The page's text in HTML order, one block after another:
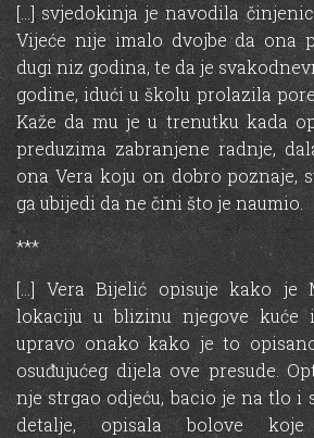
[…] svjedokinja je navodila
Vijeće nije imalo dvojbe da ona
dugi niz godina, te da je
godine, idući u školu prolazila
Kaže da mu je u trenutku kada
preduzima zabranjene radnje,
ona Vera koju on dobro poznaje,
ga ubijedi da ne čini što je naumio.
***
[…] Vera Bijelić opisuje kako je
lokaciju u blizinu njegove kuće
upravo onako kako je to
osuđujućeg dijela ove presude.
nje strgao odjeću, bacio je na tlo i
detalje, opisala bolove